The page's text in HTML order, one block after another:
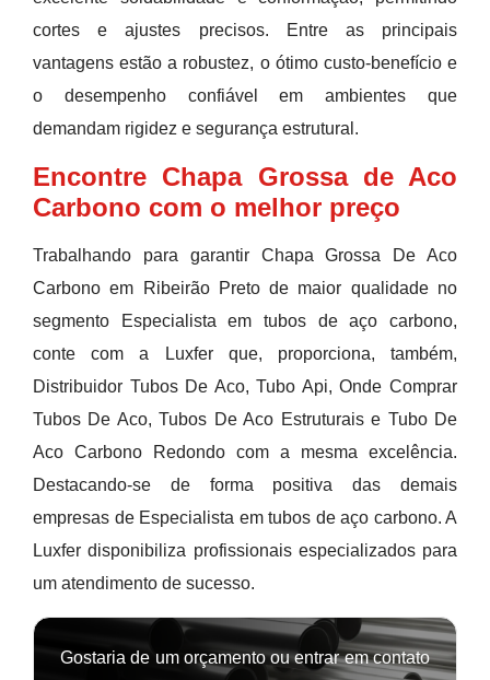
cortes e ajustes precisos. Entre as principais
vantagens estão a robustez, o ótimo custo-benefício e
o desempenho confiável em ambientes que
demandam rigidez e segurança estrutural.
Encontre Chapa Grossa de Aco
Carbono com o melhor preço
Trabalhando para garantir Chapa Grossa De Aco
Carbono em Ribeirão Preto de maior qualidade no
segmento Especialista em tubos de aço carbono,
conte com a Luxfer que, proporciona, também,
Distribuidor Tubos De Aco, Tubo Api, Onde Comprar
Tubos De Aco, Tubos De Aco Estruturais e Tubo De
Aco Carbono Redondo com a mesma excelência.
Destacando-se de forma positiva das demais
empresas de Especialista em tubos de aço carbono. A
Luxfer disponibiliza profissionais especializados para
um atendimento de sucesso.
Gostaria de um orçamento ou entrar em contato